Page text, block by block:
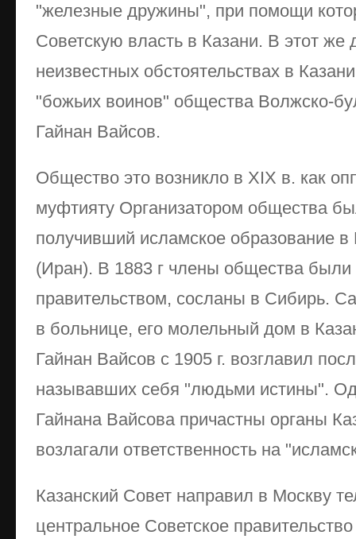
"железные дружины", при помощи
Советскую власть в Казани. В этот
неизвестных обстоятельствах в
"божьих воинов" общества Волжско-
Гайнан Вайсов.
Общество это возникло в XIX в. как
муфтияту Организатором общества
получивший исламское образование
(Иран). В 1883 г члены общества
правительством, сосланы в Сибирь.
в больнице, его молельный дом в
Гайнан Вайсов с 1905 г. возглавил
называвших себя "людьми истины".
Гайнана Вайсова причастны органы
возлагали ответственность на
Казанский Совет направил в Москву
центральное Советское